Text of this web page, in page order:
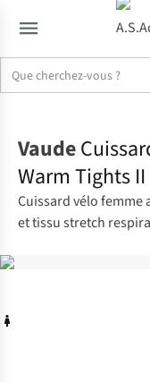
Vaude
Warm Tights II
Cuissard vélo femme
et tissu stretch